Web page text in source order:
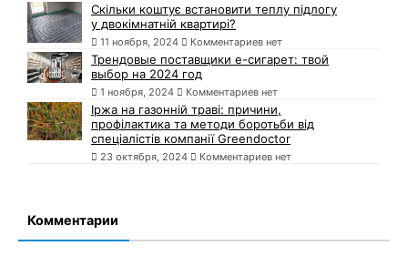
Скільки коштує встановити теплу підлогу
у двокімнатній квартирі?
11 ноября, 2024 Комментариев нет
Трендовые поставщики e-сигарет: твой
выбор на 2024 год
1 ноября, 2024 Комментариев нет
Іржа на газонній траві: причини,
профілактика та методи боротьби від
спеціалістів компанії Greendoctor
23 октября, 2024 Комментариев нет
Комментарии